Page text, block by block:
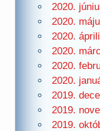
2020.
2020.
2020.
2020.
2020.
2020.
2019.
2019.
2019.